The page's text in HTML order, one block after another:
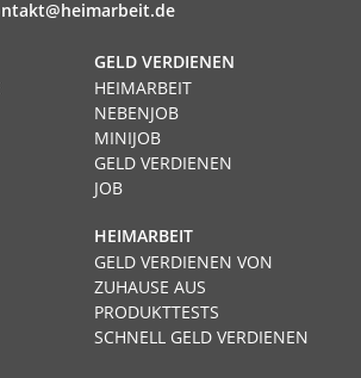
GELD VERDIENEN
HEIMARBEIT
NEBENJOB
MINIJOB
GELD VERDIENEN
JOB
HEIMARBEIT
GELD VERDIENEN VON
ZUHAUSE AUS
PRODUKTTESTS
SCHNELL GELD VERDIENEN